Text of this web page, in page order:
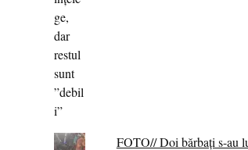
FOTO// Doi bărbați s-au